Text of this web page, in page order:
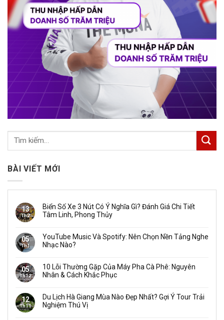
BÀI VIẾT MỚI
13
Th2
Biển Số Xe 3 Nút Có Ý Nghĩa Gì? Đánh Giá Chi Tiết
Tâm Linh, Phong Thủy
05
Th1
YouTube Music Và Spotify: Nên Chọn Nền Tảng Nghe
Nhạc Nào?
05
Th12
10 Lỗi Thường Gặp Của Máy Pha Cà Phê: Nguyên
Nhân & Cách Khắc Phục
12
Th11
Du Lịch Hà Giang Mùa Nào Đẹp Nhất? Gợi Ý Tour Trải
Nghiệm Thú Vị